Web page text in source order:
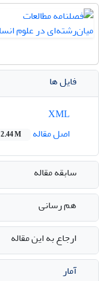
فایل ها
اصل مقاله
2.44 M
سابقه مقاله
هم رسانی
ارجاع به این مقاله
آمار